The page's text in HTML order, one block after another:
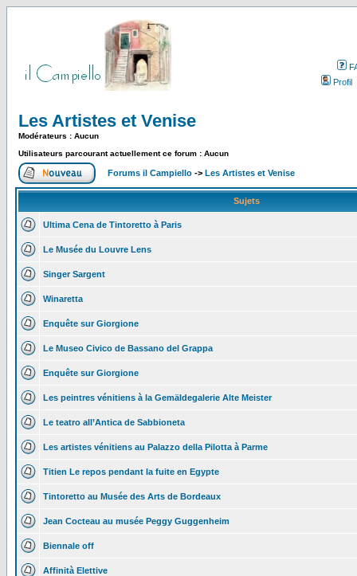
Profil
Les Artistes et Venise
Modérateurs : Aucun
Utilisateurs parcourant actuellement ce forum : Aucun
Forums il Campiello -> Les Artistes et Venise
Sujets
Ultima Cena de Tintoretto à Paris
Le Musée du Louvre Lens
Singer Sargent
Winaretta
Enquête sur Giorgione
Le Museo Civico de Bassano del Grappa
Enquête sur Giorgione
Les peintres vénitiens à la Gemäldegalerie Alte Meister
Le teatro all’Antica de Sabbioneta
Les artistes vénitiens au Palazzo della Pilotta à Parme
Titien Le repos pendant la fuite en Egypte
Tintoretto au Musée des Arts de Bordeaux
Jean Cocteau au musée Peggy Guggenheim
Biennale off
Affinità Elettive